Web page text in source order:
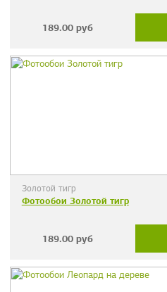
189.00 руб
Золотой тигр
Фотообои Золотой тигр
189.00 руб